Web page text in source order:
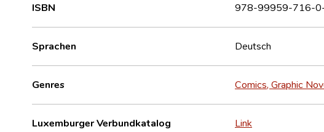
ISBN 978-99959-716-
Sprachen Deutsch
Genres Comics, Graphic
Luxemburger Verbundkatalog Link